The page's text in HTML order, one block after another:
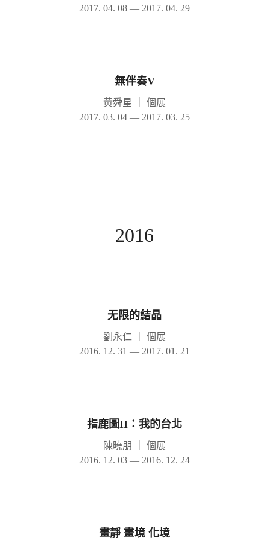
2017. 04. 08 — 2017. 04. 29
無伴奏V
黃舜星
個展
2017. 03. 04 — 2017. 03. 25
2016
无限的結晶
劉永仁
個展
2016. 12. 31 — 2017. 01. 21
指鹿圖II：我的台北
陳曉朋
個展
2016. 12. 03 — 2016. 12. 24
畫靜 畫境 化境